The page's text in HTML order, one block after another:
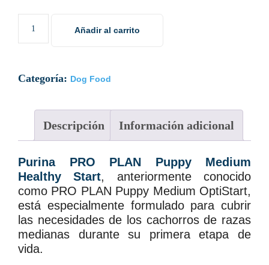
Añadir al carrito
Categoría: Dog Food
Descripción Información adicional
Purina PRO PLAN Puppy Medium
Healthy Start, anteriormente conocido
como PRO PLAN Puppy Medium OptiStart,
está especialmente formulado para cubrir
las necesidades de los cachorros de razas
medianas durante su primera etapa de
vida.